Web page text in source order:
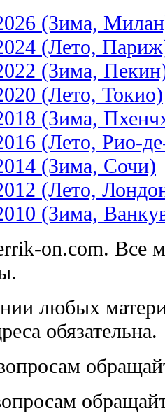
(Зима,
(Лето,
(Зима,
(Лето, Токио)
(Зима,
(Лето, Рио-
(Зима, Сочи)
(Лето,
(Зима,
on.com. Все
любых
обязательна.